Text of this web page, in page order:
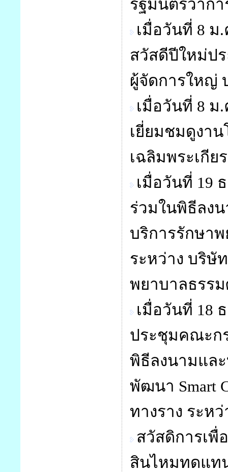
รัฐมนตรีว่ากา
เมื่อวันที่ 8 ม
สวัสดีปีใหม่ป
ผู้จัดการใหญ่
เมื่อวันที่ 8 ม
เยี่ยมชมดูงา
เฉลิมพระเกีย
เมื่อวันที่ 19
ร่วมในพิธีลง
บริการรักษา
ระหว่าง บริษั
พยาบาลธรร
เมื่อวันที่ 18
ประชุมคณะก
พิธีลงนามแล
พัฒนา Smart
ทางราง ระห
สวัสดิการเ
สินไหมทดแท